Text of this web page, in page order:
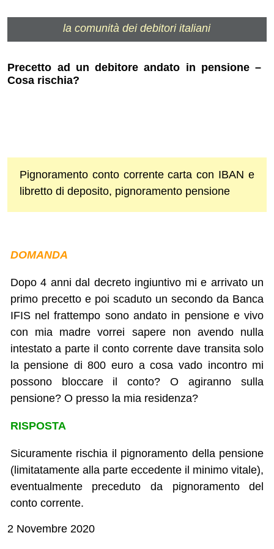
la comunità dei debitori italiani
Precetto ad un debitore andato in pensione –
Cosa rischia?
Pignoramento conto corrente carta con IBAN e
libretto di deposito, pignoramento pensione
DOMANDA
Dopo 4 anni dal decreto ingiuntivo mi e arrivato un
primo precetto e poi scaduto un secondo da Banca
IFIS nel frattempo sono andato in pensione e vivo
con mia madre vorrei sapere non avendo nulla
intestato a parte il conto corrente dave transita solo
la pensione di 800 euro a cosa vado incontro mi
possono bloccare il conto? O agiranno sulla
pensione? O presso la mia residenza?
RISPOSTA
Sicuramente rischia il pignoramento della pensione
(limitatamente alla parte eccedente il minimo vitale),
eventualmente preceduto da pignoramento del
conto corrente.
2 Novembre 2020